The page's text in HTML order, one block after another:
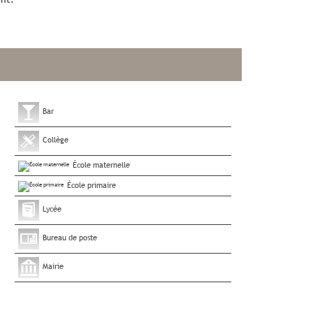
Bar
Collège
École maternelle
École primaire
Lycée
Bureau de poste
Mairie